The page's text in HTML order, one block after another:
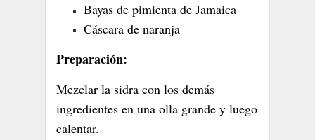
Bayas de pimienta de Jamaica
Cáscara de naranja
Preparación:
Mezclar la sidra con los demás
ingredientes en una olla grande y luego
calentar.